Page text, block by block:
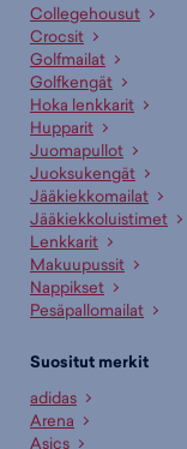
Collegehousut
Crocsit
Golfmailat
Golfkengät
Hoka lenkkarit
Hupparit
Juomapullot
Juoksukengät
Jääkiekkomailat
Jääkiekkoluistimet
Lenkkarit
Makuupussit
Nappikset
Pesäpallomailat
Suositut merkit
adidas
Arena
Asics